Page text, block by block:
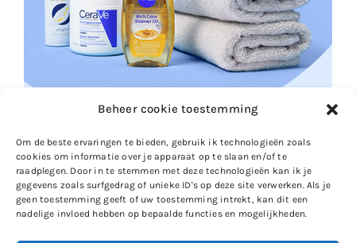
Beheer cookie toestemming
Om de beste ervaringen te bieden, gebruik ik technologieën zoals
cookies om informatie over je apparaat op te slaan en/of te
raadplegen. Door in te stemmen met deze technologieën kan ik je
gegevens zoals surfgedrag of unieke ID's op deze site verwerken. Als je
geen toestemming geeft of uw toestemming intrekt, kan dit een
nadelige invloed hebben op bepaalde functies en mogelijkheden.